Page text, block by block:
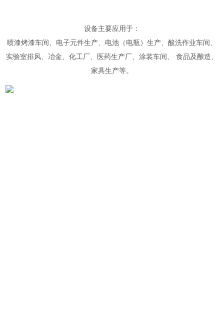
设备主要应用于：
喷漆烤漆车间、电子元件生产、电池（电瓶）生产、酸洗作业车间、
实验室排风、冶金、化工厂、医药生产厂、涂装车间、 食品及酿造、
家具生产等。